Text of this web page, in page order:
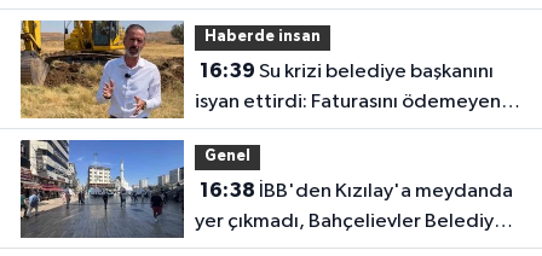
olmak inanç ister, emek ister, yürek
ister'
Haberde insan
16:39
isyan ettirdi: Faturasını ödemeyen
vatandaşlara böyle seslendi
Genel
16:38
yer çıkmadı, Bahçelievler Belediyesi
yer tahsis etti